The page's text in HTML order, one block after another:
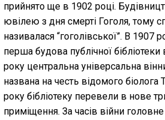
прийнято ще в 1902 році.
ювілею з дня смерті Гоголя, тому
називалася “гоголівської”. В 1907
перша будова публічної
року центральна універсальна
названа на честь відомого біолога
року бібліотеку перевели в нове
приміщення. За часів війни